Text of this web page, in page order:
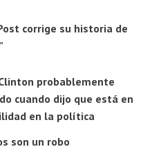
corrige su historia de
probablemente
cuando dijo que está en
en la política
son un robo